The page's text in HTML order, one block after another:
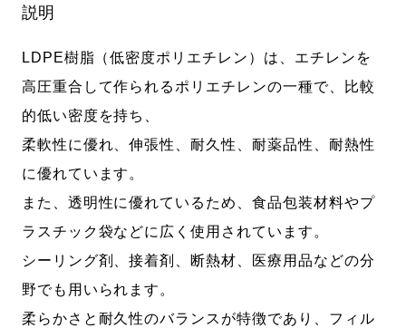
説明
LDPE樹脂（低密度ポリエチレン）は、エチレンを
高圧重合して作られるポリエチレンの一種で、比較
的低い密度を持ち、
柔軟性に優れ、伸張性、耐久性、耐薬品性、耐熱性
に優れています。
また、透明性に優れているため、食品包装材料やプ
ラスチック袋などに広く使用されています。
シーリング剤、接着剤、断熱材、医療用品などの分
野でも用いられます。
柔らかさと耐久性のバランスが特徴であり、フィル